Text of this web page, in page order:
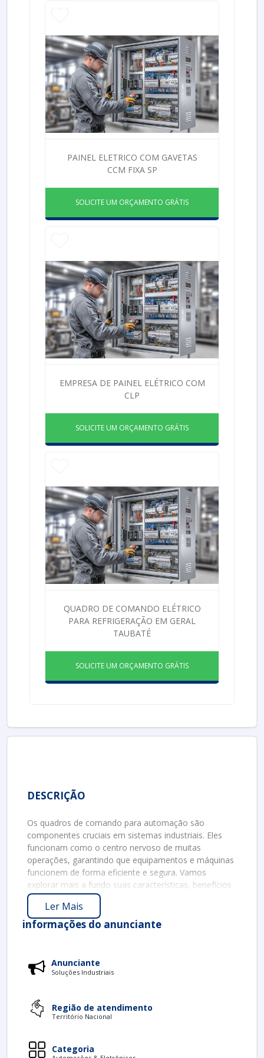
PAINEL ELETRICO COM GAVETAS
CCM FIXA SP
SOLICITE UM ORÇAMENTO GRÁTIS
EMPRESA DE PAINEL ELÉTRICO COM
CLP
SOLICITE UM ORÇAMENTO GRÁTIS
QUADRO DE COMANDO ELÉTRICO
PARA REFRIGERAÇÃO EM GERAL
TAUBATÉ
SOLICITE UM ORÇAMENTO GRÁTIS
DESCRIÇÃO
Os quadros de comando para automação são
componentes cruciais em sistemas industriais. Eles
funcionam como o centro nervoso de muitas
operações, garantindo que equipamentos e máquinas
funcionem de forma eficiente e segura. Vamos
explorar mais a fundo suas características, benefícios
e aplicações práticas.
O QUE É UM QUADRO DE COMANDO?
protegem circuitos e máquinas. Estes quadros podem
incluir relés, disjuntores, contactores e variadores de
sistema é projetado para permitir a automação de
processos industriais, aumentando a eficiência e a
confiabilidade.
BENEFÍCIOS DOS QUADROS DE
Ler Mais
informações do anunciante
Anunciante
Soluções Industriais
Região de atendimento
Território Nacional
Categoria